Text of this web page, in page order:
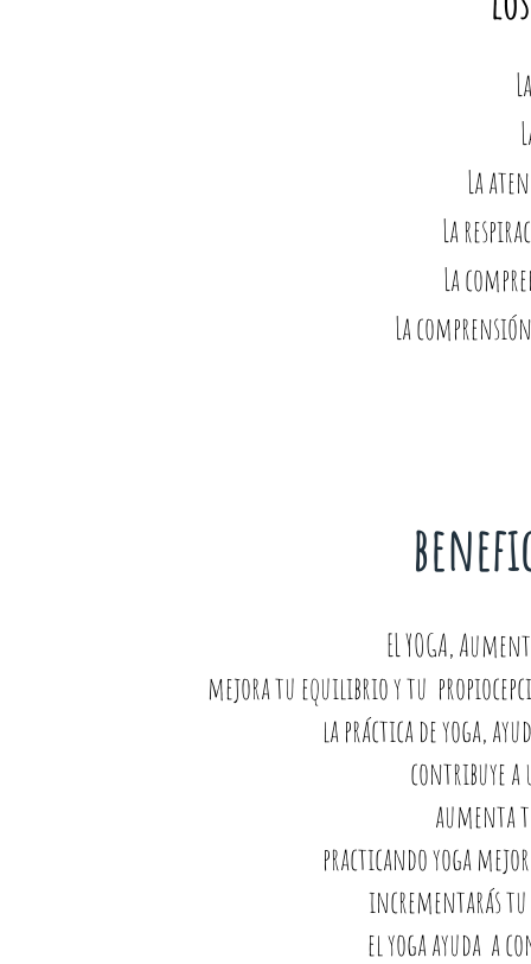
La
La
La
La
EL YOGA,
mejora tu equilibrio y tu
la práctica de yoga,
contribuye a
aumenta
practicando yoga
incrementarás
el yoga ayuda a